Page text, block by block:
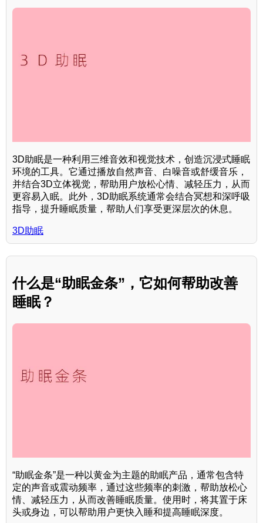
3D助眠是一种利用三维音效和视觉技术，创造沉浸式睡眠
环境的工具。它通过播放自然声音、白噪音或舒缓音乐，
并结合3D立体视觉，帮助用户放松心情、减轻压力，从而
更容易入眠。此外，3D助眠系统通常会结合冥想和深呼吸
指导，提升睡眠质量，帮助人们享受更深层次的休息。
3D助眠
什么是“助眠金条”，它如何帮助改善
睡眠？
“助眠金条”是一种以黄金为主题的助眠产品，通常包含特
定的声音或震动频率，通过这些频率的刺激，帮助放松心
情、减轻压力，从而改善睡眠质量。使用时，将其置于床
头或身边，可以帮助用户更快入睡和提高睡眠深度。